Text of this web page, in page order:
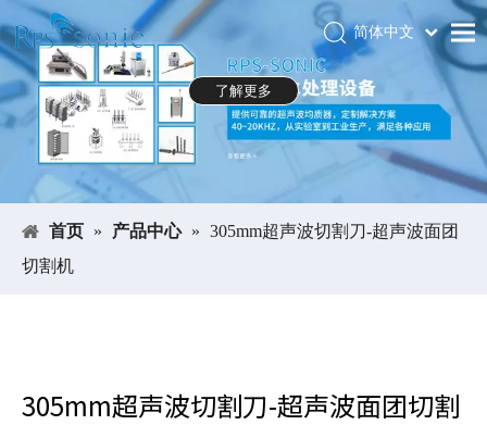
首页
关于RPS-SONIC
产品中心
应用领域
新闻中心
简体中文
Español
Pусский
العربية
了解更多
首页 » 产品中心 » 305mm超声波切割刀-超声波面团
切割机
305mm超声波切割刀-超声波面团切割